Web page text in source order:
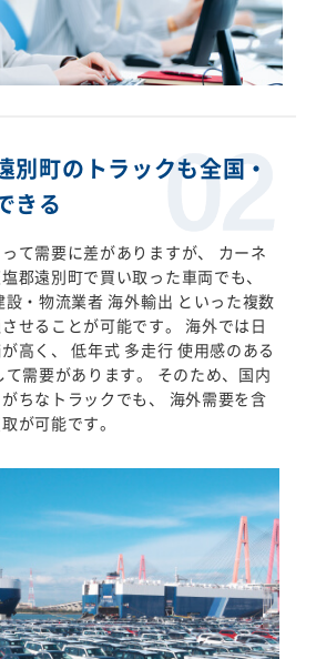
別町のトラックも全国・
きる
て需要に差がありますが、 カーネ
郡遠別町で買い取った車両でも、
・物流業者 海外輸出 といった複数
せることが可能です。 海外では日
高く、 低年式 多走行 使用感のある
需要があります。 そのため、国内
ちなトラックでも、 海外需要を含
が可能です。